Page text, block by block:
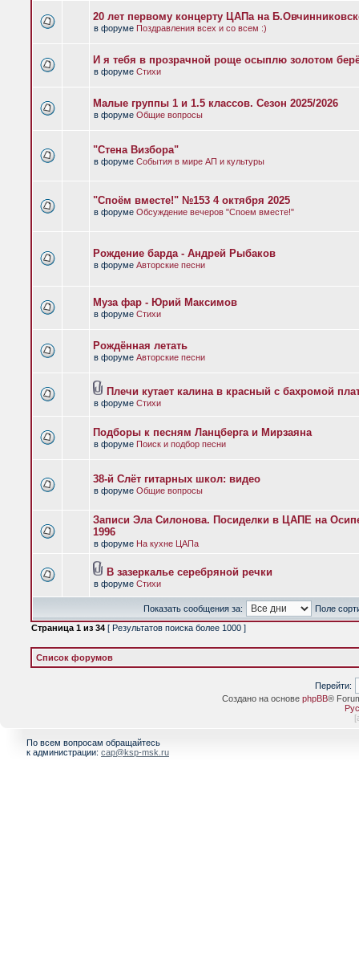
20 лет первому концерту ЦАПа на
в форуме Поздравления всех и со всем :)
И я тебя в прозрачной роще осыплю золотом
в форуме Стихи
Малые группы 1 и 1.5 классов. Сезон 2025/2026
в форуме Общие вопросы
"Стена Визбора"
в форуме События в мире АП и культуры
"Споём вместе!" №153 4 октября 2025
в форуме Обсуждение вечеров "Споем вместе!"
Рождение барда - Андрей Рыбаков
в форуме Авторские песни
Муза фар - Юрий Максимов
в форуме Стихи
Рождённая летать
в форуме Авторские песни
Плечи кутает калина в красный с бахромой
в форуме Стихи
Подборы к песням Ланцберга и Мирзаяна
в форуме Поиск и подбор песни
38-й Слёт гитарных школ: видео
в форуме Общие вопросы
Записи Эла Силонова. Посиделки в ЦАПЕ на
1996
в форуме На кухне ЦАПа
В зазеркалье серебряной речки
в форуме Стихи
Показать сообщения за:
Поле
Страница 1 из 34 [ Результатов поиска более 1000 ]
Список форумов
Перейти:
Создано на основе phpBB®
[
По всем вопросам обращайтесь
к администрации: cap@ksp-msk.ru